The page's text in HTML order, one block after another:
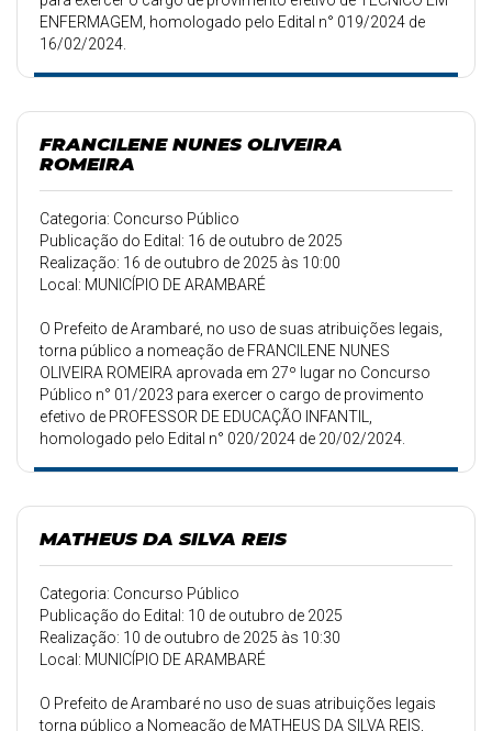
ENFERMAGEM, homologado pelo Edital n° 019/2024 de
16/02/2024.
FRANCILENE NUNES OLIVEIRA
ROMEIRA
Categoria: Concurso Público
Publicação do Edital: 16 de outubro de 2025
Realização: 16 de outubro de 2025 às 10:00
Local: MUNICÍPIO DE ARAMBARÉ
O Prefeito de Arambaré, no uso de suas atribuições legais,
torna público a nomeação de FRANCILENE NUNES
OLIVEIRA ROMEIRA aprovada em 27º lugar no Concurso
Público n° 01/2023 para exercer o cargo de provimento
efetivo de PROFESSOR DE EDUCAÇÃO INFANTIL,
homologado pelo Edital n° 020/2024 de 20/02/2024.
MATHEUS DA SILVA REIS
Categoria: Concurso Público
Publicação do Edital: 10 de outubro de 2025
Realização: 10 de outubro de 2025 às 10:30
Local: MUNICÍPIO DE ARAMBARÉ
O Prefeito de Arambaré no uso de suas atribuições legais
torna público a Nomeação de MATHEUS DA SILVA REIS,